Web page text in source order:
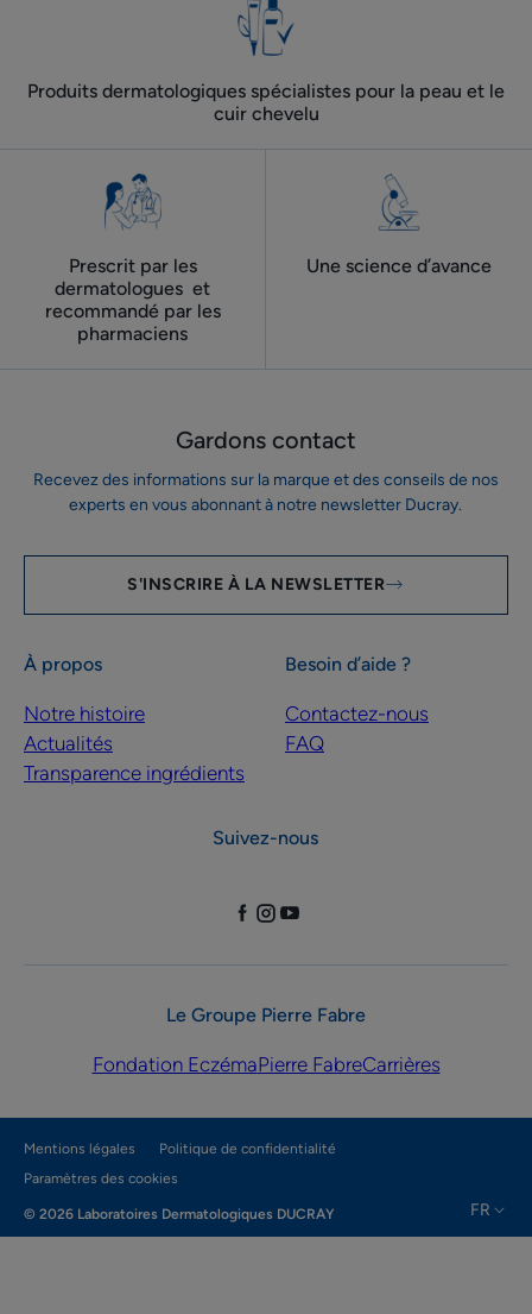
Produits dermatologiques spécialistes pour la peau et le
cuir chevelu
Prescrit par les
dermatologues ​ et
recommandé par les
pharmaciens
Une science d’avance
Gardons contact
Recevez des informations sur la marque et des conseils de nos
experts en vous abonnant à notre newsletter Ducray.
S'INSCRIRE À LA NEWSLETTER
À propos
Notre histoire
Actualités
Transparence ingrédients
Besoin d’aide ?
Contactez-nous
FAQ
Suivez-nous
Le Groupe Pierre Fabre
Fondation EczémaPierre FabreCarrières
Mentions légales
Politique de confidentialité
Paramètres des cookies
© 2026 Laboratoires Dermatologiques DUCRAY FR